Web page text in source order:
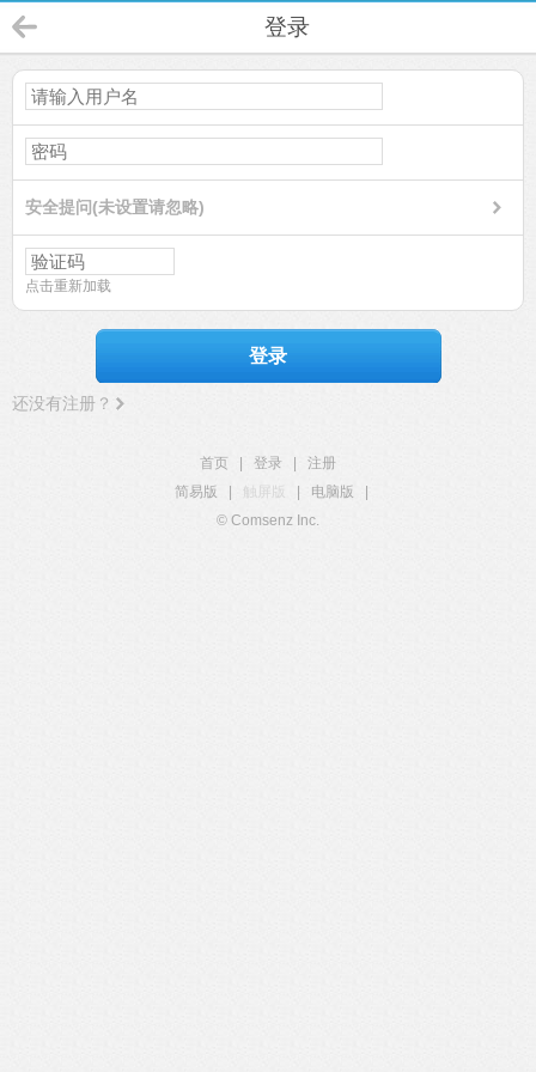
登录
安全提问(未设置请忽略)
点击重新加载
登录
还没有注册？
首页 登录
注册
简易版
触屏版 电脑版
© Comsenz Inc.